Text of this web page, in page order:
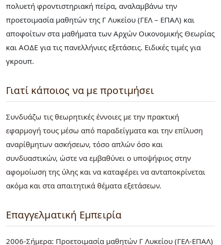
πολυετή φροντιστηριακή πείρα, αναλαμβάνω την
προετοιμασία μαθητών της Γ Λυκείου (ΓΕΛ – ΕΠΑΛ) και
αποφοίτων στα μαθήματα των Αρχών Οικονομικής Θεωρίας
και ΑΟΔΕ για τις πανελλήνιες εξετάσεις. Ειδικές τιμές για
γκρουπ.
Γιατί κάποιος να με προτιμήσει
Συνδυάζω τις θεωρητικές έννοιες με την πρακτική
εφαρμογή τους μέσω από παραδείγματα και την επίλυση
αναρίθμητων ασκήσεων, τόσο απλών όσο και
συνδυαστικών, ώστε να εμβαθύνει ο υποψήφιος στην
αφομοίωση της ύλης και να καταφέρει να ανταποκρίνεται
ακόμα και στα απαιτητικά θέματα εξετάσεων.
Επαγγελματική Εμπειρία
2006-Σήμερα: Προετοιμασία μαθητών Γ Λυκείου (ΓΕΛ-ΕΠΑΛ)